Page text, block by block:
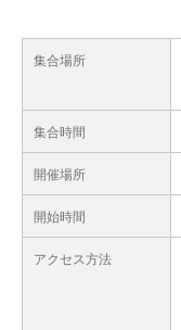
集合場所
集合時間
開催場所
開始時間
アクセス方法